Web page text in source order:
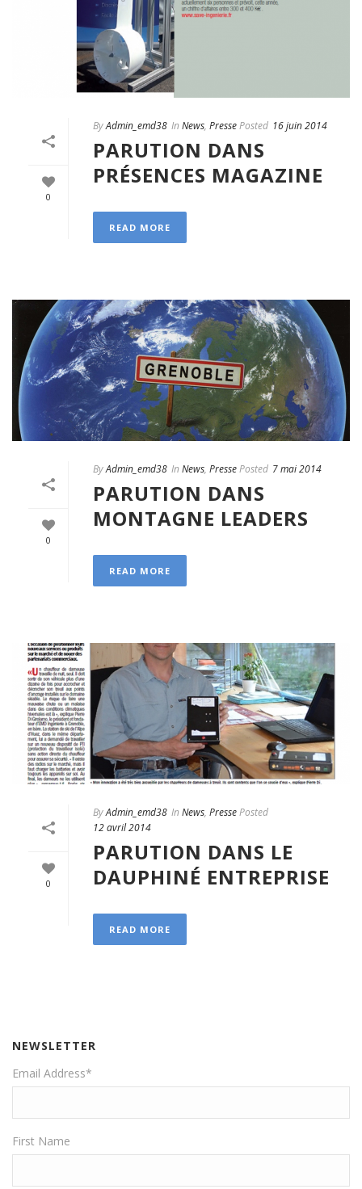
0
ByAdmin_emd38 In News, PressePosted 16 juin 2014
PARUTION DANS
PRÉSENCES MAGAZINE
READ MORE
0
ByAdmin_emd38 In News, PressePosted 7 mai 2014
PARUTION DANS
MONTAGNE LEADERS
READ MORE
0
ByAdmin_emd38 In News, PressePosted
12 avril 2014
PARUTION DANS LE
DAUPHINÉ ENTREPRISE
READ MORE
NEWSLETTER
Email Address*
First Name